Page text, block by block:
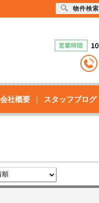
会社概要 スタッフブログ
物件検索